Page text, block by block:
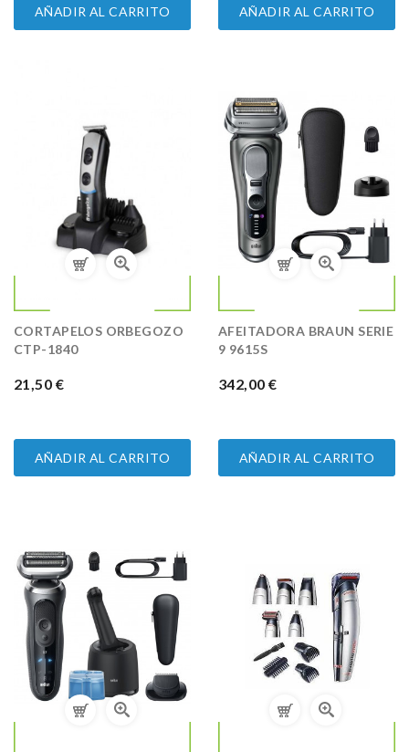
AÑADIR AL CARRITO AÑADIR AL CARRITO
CORTAPELOS ORBEGOZO
CTP-1840
PRECIO
21,50 €
AÑADIR AL CARRITO
AFEITADORA BRAUN SERIE
9 9615S
PRECIO
342,00 €
AÑADIR AL CARRITO